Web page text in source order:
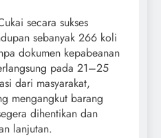
secara sukses
sebanyak 266 koli
dokumen kepabeanan
pada 21–25
dari masyarakat,
mengangkut barang
dihentikan dan
lanjutan.